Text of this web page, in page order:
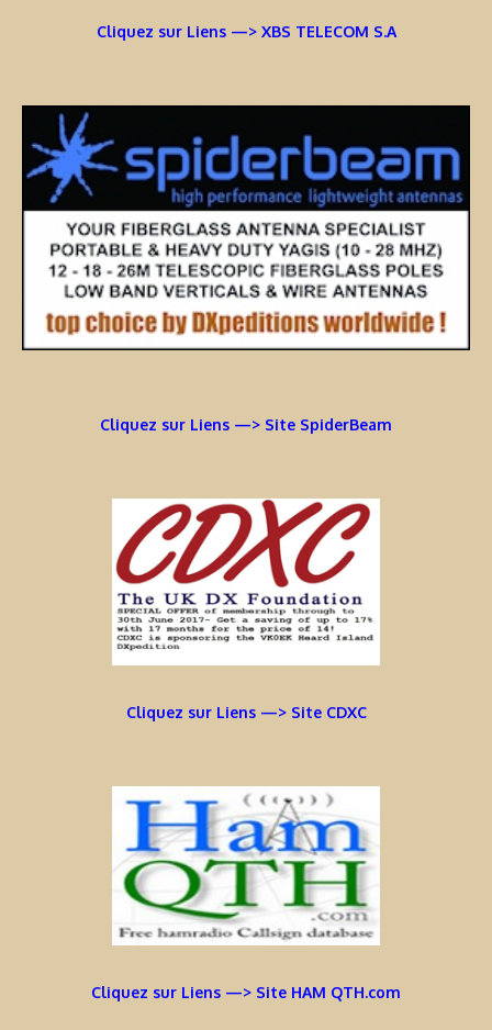
Cliquez sur Liens —> XBS TELECOM S.A
Cliquez sur Liens —> Site SpiderBeam
Cliquez sur Liens —> Site CDXC
Cliquez sur Liens —> Site HAM QTH.com